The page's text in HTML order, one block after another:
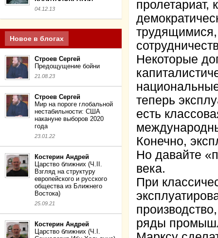
04.12.13
Новое в блогах
Строев Сергей
Предощущение бойни
21.08.23
Строев Сергей
Мир на пороге глобальной
нестабильности: США
накануне выборов 2020
года
23.01.22
Костерин Андрей
Царство ближних (Ч.II.
Взгляд на структуру
европейского и русского
общества из Ближнего
Востока)
25.09.21
Костерин Андрей
Царство ближних (Ч.I.
пролетариат,
Некоторые
теперь
есть
Конечно,
Но давайте
века.
При
ряды